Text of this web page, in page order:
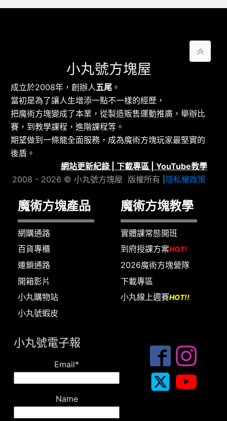
小丸號方塊屋
成立於2008年，創辦人五尾 。
當初是為了讓人生增添一點不一樣的經歷，
把魔術方塊變成了本業，從製造販售運動推廣，舉辦比
賽，到教學課程，進階課程等。
期望做到一條龍全面服務，成為魔術方塊玩家最堅實的
後盾。
網站更新紀錄
下載專區
YouTube教學
2008 - 2026 © 小丸號方塊屋 版權所有 | 隱私權政策
魔術方塊產品
網購通路
百貨專櫃
連鎖通路
開箱影片
小丸購物站
小丸號蝦皮
魔術方塊教學
實體課常態開班
到府授課方案HOT!
2026魔術方塊營隊
下載專區
小丸線上週賽HOT!!
小丸號電子報
Email*
Name